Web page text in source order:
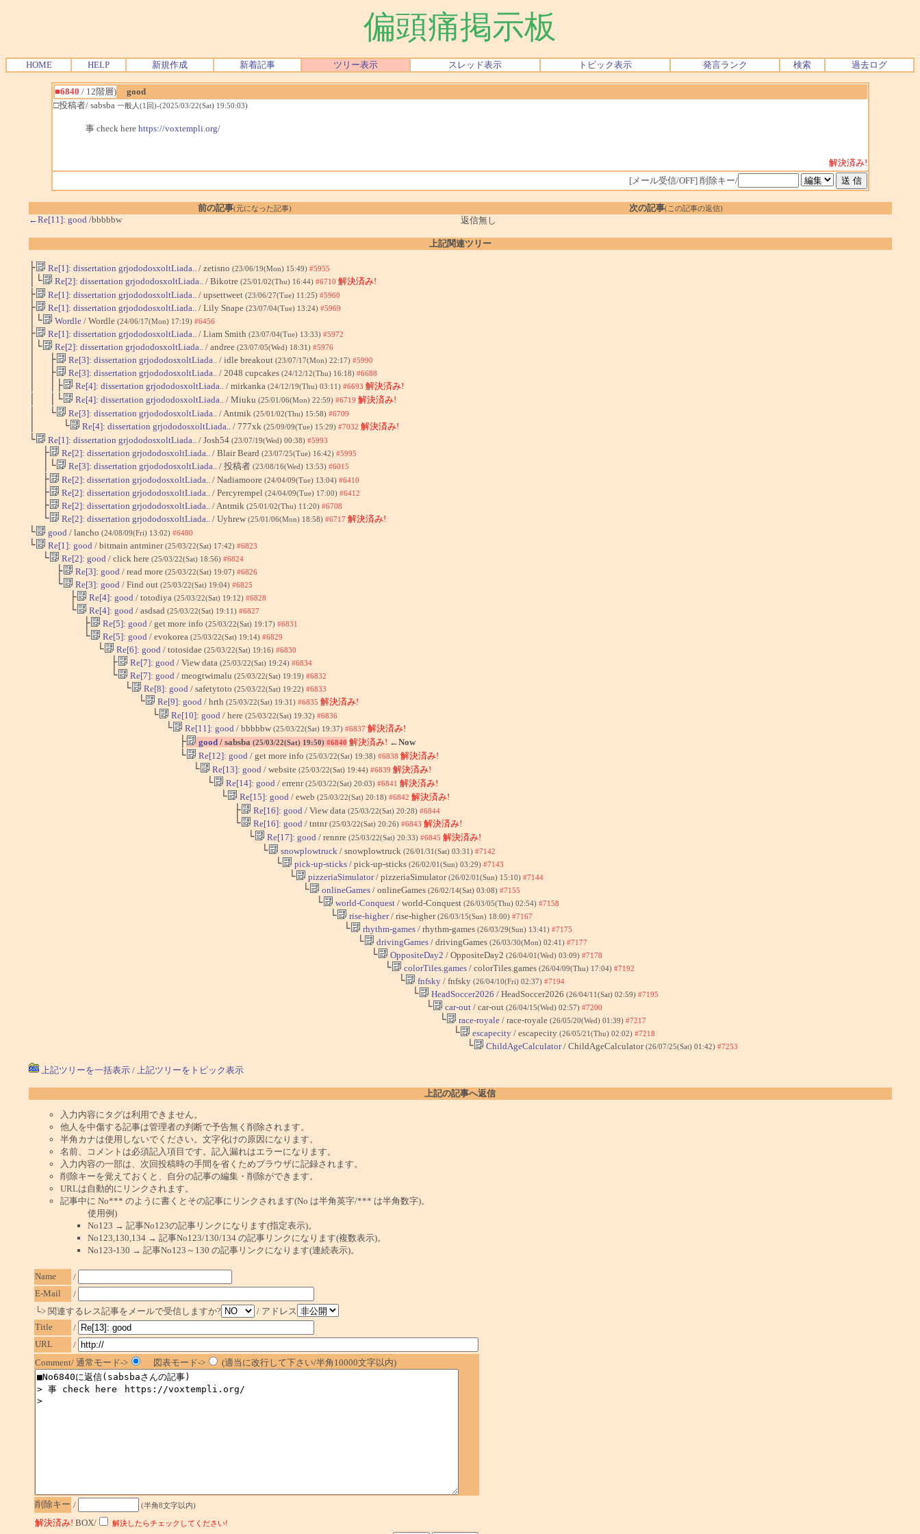
偏頭痛掲示板
HOME HELP 新規作成 新着記事 ツリー表示 スレッド表示 トピック表示 発言ランク 検索 過去ログ
■6840 / 12階層)
good
□投稿者/ sabsba 一般人(1回)-(2025/03/22(Sat) 19:50:03)
事 check here https://voxtempli.org/
解決済み!
[メール受信/OFF] 削除キー/
前の記事(元になった記事) 次の記事(この記事の返信)
←Re[11]: good /bbbbbw 返信無し
上記関連ツリー
├ Re[1]: dissertation grjododosxoltLiada.. / zetisno (23/06/19(Mon) 15:49) #5955
│└ Re[2]: dissertation grjododosxoltLiada.. / Bikotre (25/01/02(Thu) 16:44) #6710 解決済み!
├ Re[1]: dissertation grjododosxoltLiada.. / upsettweet (23/06/27(Tue) 11:25) #5960
├ Re[1]: dissertation grjododosxoltLiada.. / Lily Snape (23/07/04(Tue) 13:24) #5969
│└ Wordle/ Wordle (24/06/17(Mon) 17:19) #6456
├ Re[1]: dissertation grjododosxoltLiada.. / Liam Smith (23/07/04(Tue) 13:33) #5972
│└ Re[2]: dissertation grjododosxoltLiada.. / andree (23/07/05(Wed) 18:31) #5976
│ ├ Re[3]: dissertation grjododosxoltLiada.. / idle breakout (23/07/17(Mon) 22:17) #5990
│ ├ Re[3]: dissertation grjododosxoltLiada.. / 2048 cupcakes (24/12/12(Thu) 16:18) #6688
│ │├ Re[4]: dissertation grjododosxoltLiada.. / mirkanka (24/12/19(Thu) 03:11) #6693 解決済み!
│ │└ Re[4]: dissertation grjododosxoltLiada.. / Miuku (25/01/06(Mon) 22:59) #6719 解決済み!
│ └ Re[3]: dissertation grjododosxoltLiada.. / Antmik (25/01/02(Thu) 15:58) #6709
│ └ Re[4]: dissertation grjododosxoltLiada.. / 777xk (25/09/09(Tue) 15:29) #7032 解決済み!
└ Re[1]: dissertation grjododosxoltLiada.. / Josh54 (23/07/19(Wed) 00:38) #5993
├ Re[2]: dissertation grjododosxoltLiada.. / Blair Beard (23/07/25(Tue) 16:42) #5995
│└ Re[3]: dissertation grjododosxoltLiada.. / 投稿者 (23/08/16(Wed) 13:53) #6015
├ Re[2]: dissertation grjododosxoltLiada.. / Nadiamoore (24/04/09(Tue) 13:04) #6410
├ Re[2]: dissertation grjododosxoltLiada.. / Percyrempel (24/04/09(Tue) 17:00) #6412
├ Re[2]: dissertation grjododosxoltLiada.. / Antmik (25/01/02(Thu) 11:20) #6708
└ Re[2]: dissertation grjododosxoltLiada.. / Uyhrew (25/01/06(Mon) 18:58) #6717 解決済み!
└ good / lancho (24/08/09(Fri) 13:02) #6480
└ Re[1]: good / bitmain antminer(25/03/22(Sat) 17:42) #6823
└ Re[2]: good / click here (25/03/22(Sat) 18:56) #6824
├ Re[3]: good / read more (25/03/22(Sat) 19:07) #6826
└ Re[3]: good / Find out (25/03/22(Sat) 19:04) #6825
├ Re[4]: good / totodiya (25/03/22(Sat) 19:12) #6828
└ Re[4]: good / asdsad (25/03/22(Sat) 19:11) #6827
├ Re[5]: good / get more info (25/03/22(Sat) 19:17) #6831
└ Re[5]: good / evokorea (25/03/22(Sat) 19:14) #6829
└ Re[6]: good / totosidae (25/03/22(Sat) 19:16) #6830
├ Re[7]: good / View data (25/03/22(Sat) 19:24) #6834
└ Re[7]: good / meogtwimalu (25/03/22(Sat) 19:19) #6832
└ Re[8]: good / safetytoto (25/03/22(Sat) 19:22) #6833
└ Re[9]: good / hrth (25/03/22(Sat) 19:31) #6835 解決済み!
└ Re[10]: good / here (25/03/22(Sat) 19:32) #6836
└ Re[11]: good / bbbbbw (25/03/22(Sat) 19:37) #6837 解決済み!
├ good/ sabsba (25/03/22(Sat) 19:50) #6840 解決済み! ←Now
└ Re[12]: good / get more info (25/03/22(Sat) 19:38) #6838 解決済み!
└ Re[13]: good / website (25/03/22(Sat) 19:44) #6839 解決済み!
└ Re[14]: good / errenr(25/03/22(Sat) 20:03) #6841 解決済み!
└ Re[15]: good / eweb (25/03/22(Sat) 20:18) #6842 解決済み!
├ Re[16]: good / View data (25/03/22(Sat) 20:28) #6844
└ Re[16]: good / tntnr(25/03/22(Sat) 20:26) #6843 解決済み!
└ Re[17]: good / rennre (25/03/22(Sat) 20:33) #6845 解決済み!
└ snowplowtruck / snowplowtruck (26/01/31(Sat) 03:31) #7142
└ pick-up-sticks/ pick-up-sticks (26/02/01(Sun) 03:29) #7143
└ pizzeriaSimulator/ pizzeriaSimulator(26/02/01(Sun) 15:10) #7144
└ onlineGames/ onlineGames (26/02/14(Sat) 03:08) #7155
└ world-Conquest/ world-Conquest (26/03/05(Thu) 02:54) #7158
└ rise-higher/ rise-higher(26/03/15(Sun) 18:00) #7167
└ rhythm-games/ rhythm-games (26/03/29(Sun) 13:41) #7175
└ drivingGames/ drivingGames (26/03/30(Mon) 02:41) #7177
└ OppositeDay2 / OppositeDay2 (26/04/01(Wed) 03:09) #7178
└ colorTiles.games/ colorTiles.games (26/04/09(Thu) 17:04) #7192
└ fnfsky/ fnfsky (26/04/10(Fri) 02:37) #7194
└ HeadSoccer2026 / HeadSoccer2026 (26/04/11(Sat) 02:59) #7195
└ car-out/ car-out (26/04/15(Wed) 02:57) #7200
└ race-royale/ race-royale (26/05/20(Wed) 01:39) #7217
└ escapecity/ escapecity (26/05/21(Thu) 02:02) #7218
└ ChildAgeCalculator/ ChildAgeCalculator(26/07/25(Sat) 01:42) #7253
上記ツリーを一括表示/ 上記ツリーをトピック表示
上記の記事へ返信
入力内容にタグは利用できません。
他人を中傷する記事は管理者の判断で予告無く削除されます。
半角カナは使用しないでください。文字化けの原因になります。
名前、コメントは必須記入項目です。記入漏れはエラーになります。
入力内容の一部は、次回投稿時の手間を省くためブラウザに記録されます。
削除キーを覚えておくと、自分の記事の編集・削除ができます。
URLは自動的にリンクされます。
記事中に No*** のように書くとその記事にリンクされます(No は半角英字/*** は半角数字)。
使用例)
No123 → 記事No123の記事リンクになります(指定表示)。
No123,130,134 → 記事No123/130/134 の記事リンクになります(複数表示)。
No123-130 → 記事No123～130 の記事リンクになります(連続表示)。
Name
/
E-Mail
/
└> 関連するレス記事をメールで受信しますか?
/ アドレス
Title
/
URL
/
Comment/ 通常モード->
図表モード-> (適当に改行して下さい/半角10000文字以内)
削除キー / (半角8文字以内)
解決済み! BOX/ 解決したらチェックしてください!